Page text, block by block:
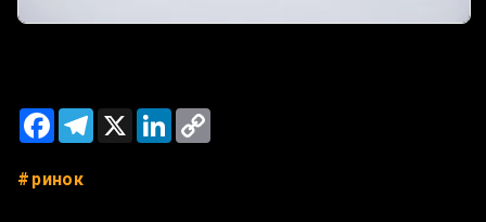
FacebookTelegram
X LinkedIn
ринок